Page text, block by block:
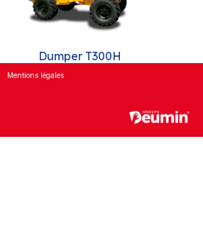
Dumper T300H
Mentions légales